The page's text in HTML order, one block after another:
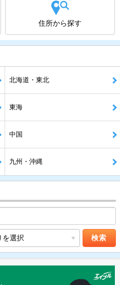
住所から探す
北海道・東北
東海
中国
九州・沖縄